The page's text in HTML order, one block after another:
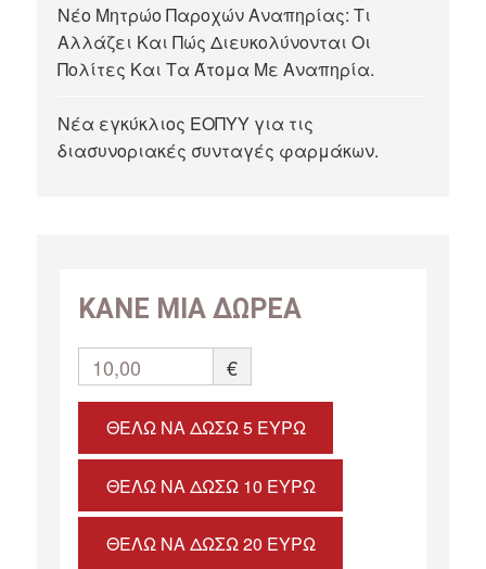
Νέο Μητρώο Παροχών Αναπηρίας: Τι
Αλλάζει Και Πώς Διευκολύνονται Οι
Πολίτες Και Τα Άτομα Με Αναπηρία.
Νέα εγκύκλιος ΕΟΠΥΥ για τις
διασυνοριακές συνταγές φαρμάκων.
ΚΑΝΕ ΜΙΑ ΔΩΡΕΑ
10,00 €
ΘΈΛΩ ΝΑ ΔΏΣΩ 5 ΕΥΡΏ
ΘΈΛΩ ΝΑ ΔΏΣΩ 10 ΕΥΡΏ
ΘΈΛΩ ΝΑ ΔΏΣΩ 20 ΕΥΡΏ